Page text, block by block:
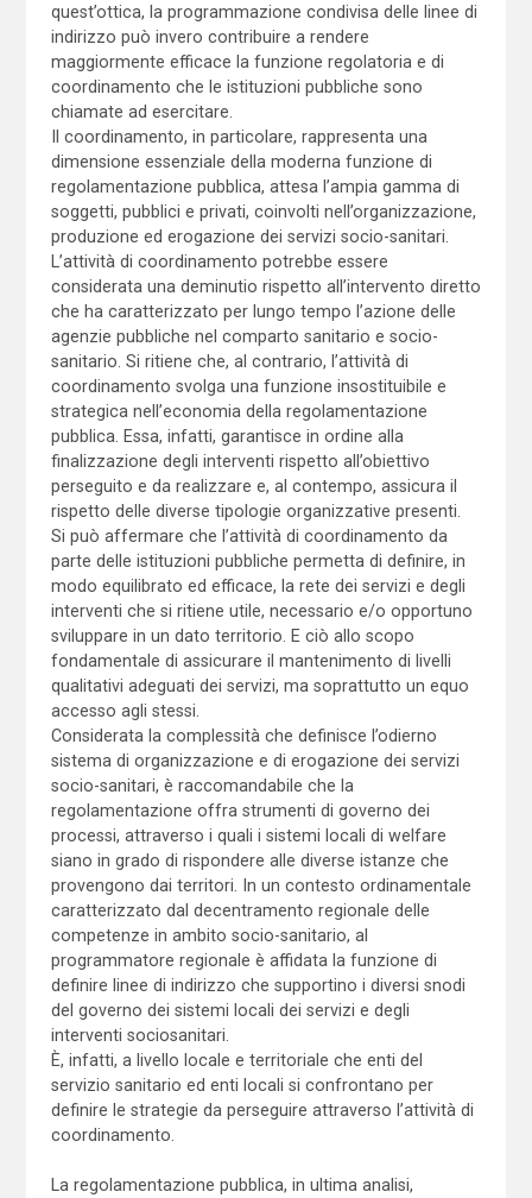
quest’ottica, la programmazione condivisa delle linee di
indirizzo può invero contribuire a rendere
maggiormente efficace la funzione regolatoria e di
coordinamento che le istituzioni pubbliche sono
chiamate ad esercitare.
Il coordinamento, in particolare, rappresenta una
dimensione essenziale della moderna funzione di
regolamentazione pubblica, attesa l’ampia gamma di
soggetti, pubblici e privati, coinvolti nell’organizzazione,
produzione ed erogazione dei servizi socio-sanitari.
L’attività di coordinamento potrebbe essere
considerata una deminutio rispetto all’intervento diretto
che ha caratterizzato per lungo tempo l’azione delle
agenzie pubbliche nel comparto sanitario e socio-
sanitario. Si ritiene che, al contrario, l’attività di
coordinamento svolga una funzione insostituibile e
strategica nell’economia della regolamentazione
pubblica. Essa, infatti, garantisce in ordine alla
finalizzazione degli interventi rispetto all’obiettivo
perseguito e da realizzare e, al contempo, assicura il
rispetto delle diverse tipologie organizzative presenti.
Si può affermare che l’attività di coordinamento da
parte delle istituzioni pubbliche permetta di definire, in
modo equilibrato ed efficace, la rete dei servizi e degli
interventi che si ritiene utile, necessario e/o opportuno
sviluppare in un dato territorio. E ciò allo scopo
fondamentale di assicurare il mantenimento di livelli
qualitativi adeguati dei servizi, ma soprattutto un equo
accesso agli stessi.
Considerata la complessità che definisce l’odierno
sistema di organizzazione e di erogazione dei servizi
socio-sanitari, è raccomandabile che la
regolamentazione offra strumenti di governo dei
processi, attraverso i quali i sistemi locali di welfare
siano in grado di rispondere alle diverse istanze che
provengono dai territori. In un contesto ordinamentale
caratterizzato dal decentramento regionale delle
competenze in ambito socio-sanitario, al
programmatore regionale è affidata la funzione di
definire linee di indirizzo che supportino i diversi snodi
del governo dei sistemi locali dei servizi e degli
interventi sociosanitari.
È, infatti, a livello locale e territoriale che enti del
servizio sanitario ed enti locali si confrontano per
definire le strategie da perseguire attraverso l’attività di
coordinamento.
La regolamentazione pubblica, in ultima analisi,